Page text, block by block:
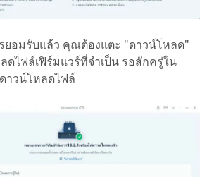
ยอมรับแล้ว คุณต้องแตะ "ดาวน์โหลด"
ดไฟล์เฟิร์มแวร์ที่จำเป็น รอสักครู่ใน
าวน์โหลดไฟล์